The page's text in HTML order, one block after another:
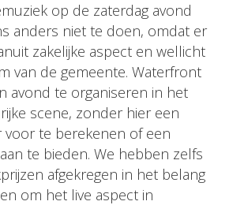
op de zaterdag avond
anders niet te doen, omdat er
zakelijke aspect en wellicht
van de gemeente. Waterfront
avond te organiseren in het
scene, zonder hier een
voor te berekenen of een
te bieden. We hebben zelfs
afgekregen in het belang
om het live aspect in